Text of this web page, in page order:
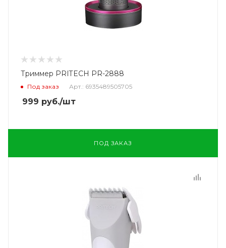
Триммер PRITECH PR-2888
Под заказ Арт.: 6935489505705
999 руб./шт
ПОД ЗАКАЗ